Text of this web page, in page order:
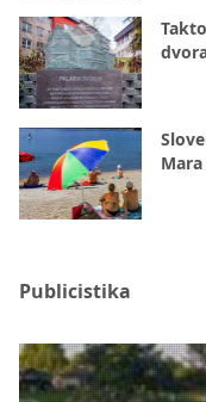
Publicistika